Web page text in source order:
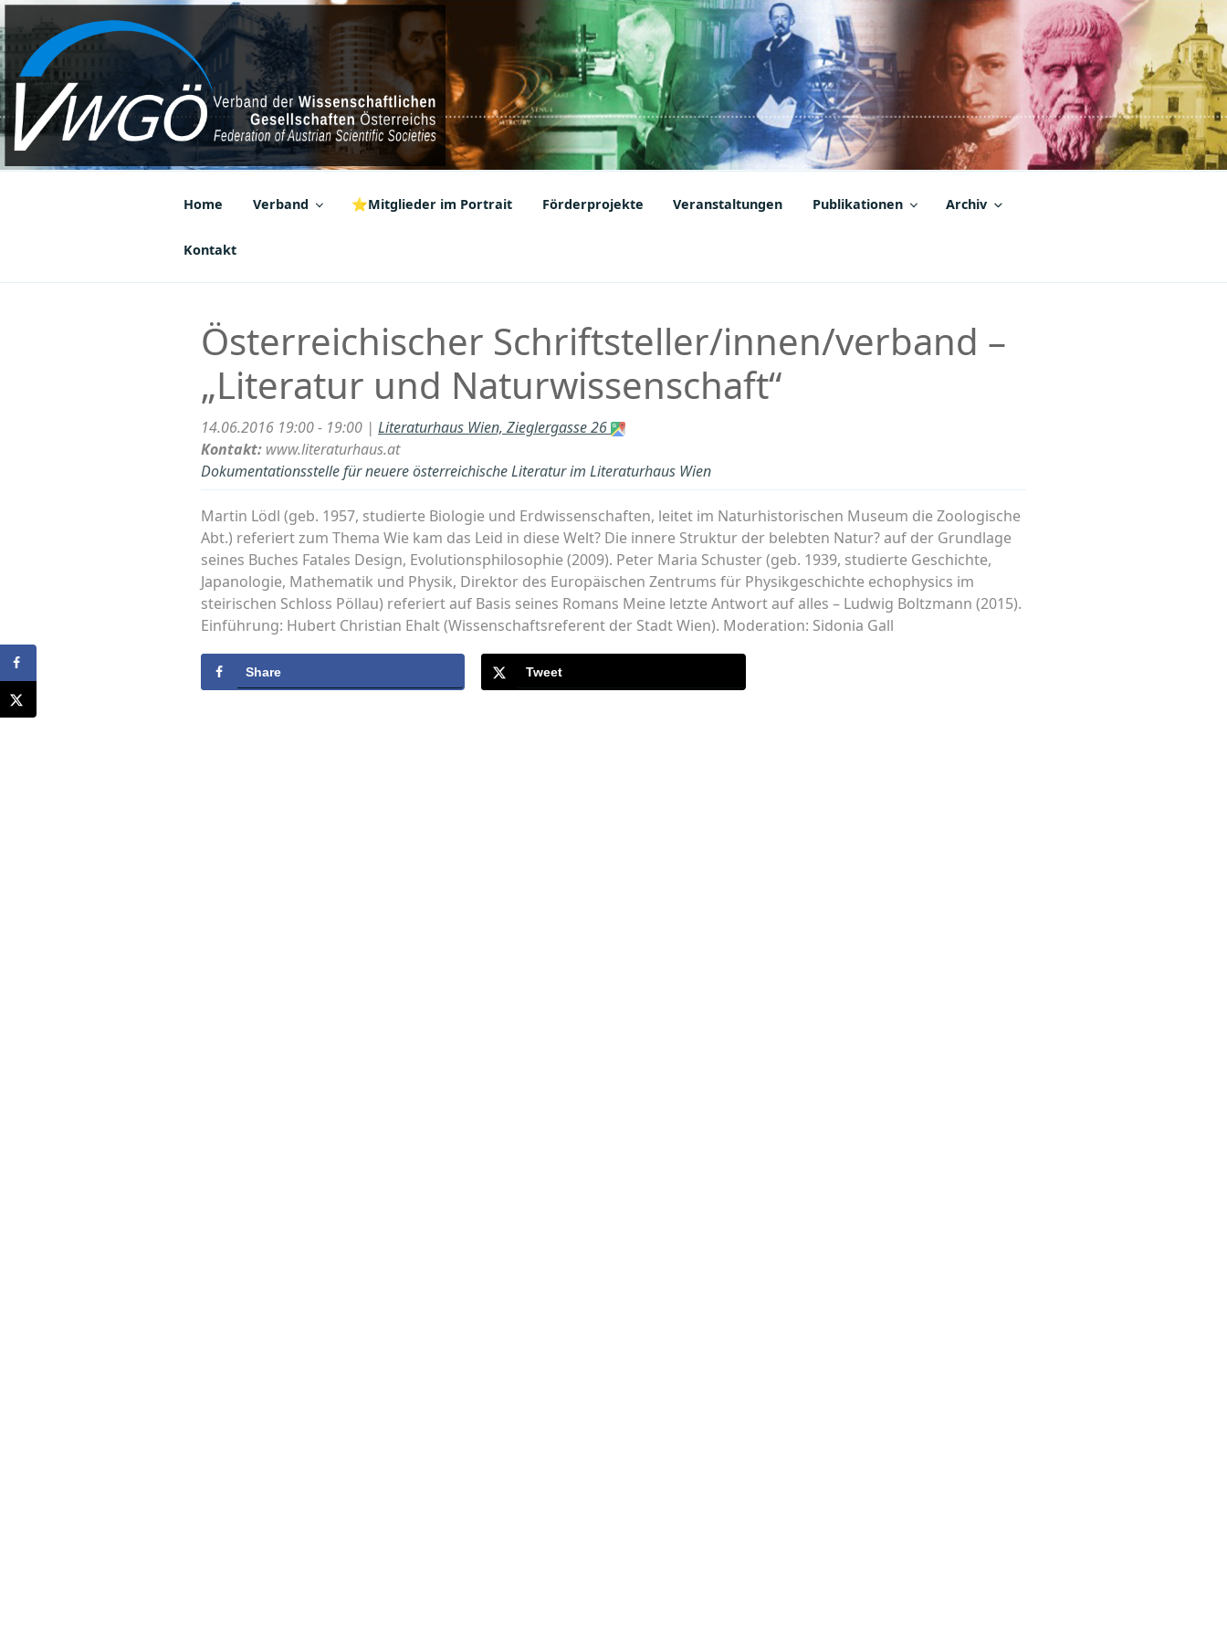
Zum
Inhalt
springen
VWGÖ
Federation of Austrian Scientific Societies
Home Verband ⭐Mitglieder im Portrait Förderprojekte Veranstaltungen Publikationen Archiv
Kontakt
Österreichischer Schriftsteller/innen/verband –
„Literatur und Naturwissenschaft“
14.06.2016 19:00 - 19:00 | Literaturhaus Wien, Zieglergasse 26
Kontakt: www.literaturhaus.at
Dokumentationsstelle für neuere österreichische Literatur im Literaturhaus Wien
Martin Lödl (geb. 1957, studierte Biologie und Erdwissenschaften, leitet im Naturhistorischen Museum die Zoologische
Abt.) referiert zum Thema Wie kam das Leid in diese Welt? Die innere Struktur der belebten Natur? auf der Grundlage
seines Buches Fatales Design, Evolutionsphilosophie (2009). Peter Maria Schuster (geb. 1939, studierte Geschichte,
Japanologie, Mathematik und Physik, Direktor des Europäischen Zentrums für Physikgeschichte echophysics im
steirischen Schloss Pöllau) referiert auf Basis seines Romans Meine letzte Antwort auf alles – Ludwig Boltzmann (2015).
Einführung: Hubert Christian Ehalt (Wissenschaftsreferent der Stadt Wien). Moderation: Sidonia Gall
Share Tweet